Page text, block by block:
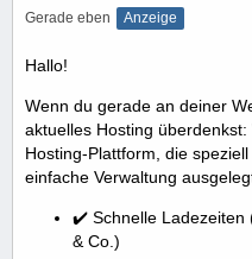
Gerade eben Anzeige
Hallo!
Wenn du gerade an deiner
aktuelles Hosting
Hosting-Plattform, die
einfache Verwaltung
✔️ Schnelle Ladezeiten
& Co.)